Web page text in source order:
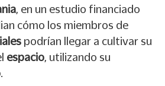
, en un estudio financiado
cómo los miembros de
podrían llegar a cultivar su
espacio, utilizando su
.